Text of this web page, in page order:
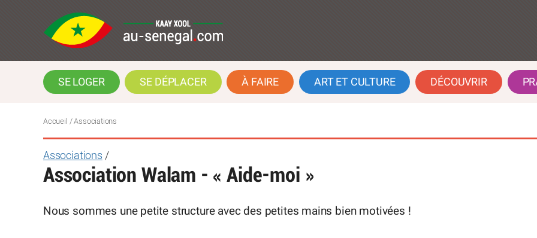
SE LOGER SE DÉPLACER À FAIRE ART ET CULTURE DÉCOUVRIR
Accueil / Associations
Associations /
Association Walam - « Aide-moi »
Nous sommes une petite structure avec des petites mains bien motivées !